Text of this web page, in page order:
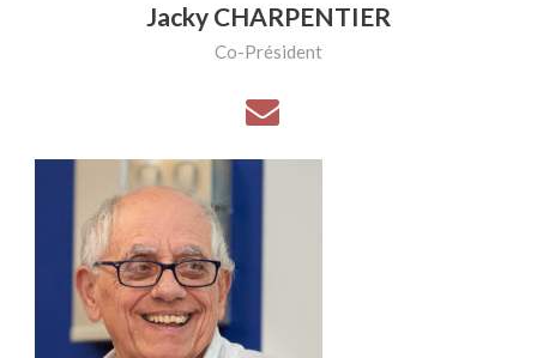
Jacky CHARPENTIER
Co-Président